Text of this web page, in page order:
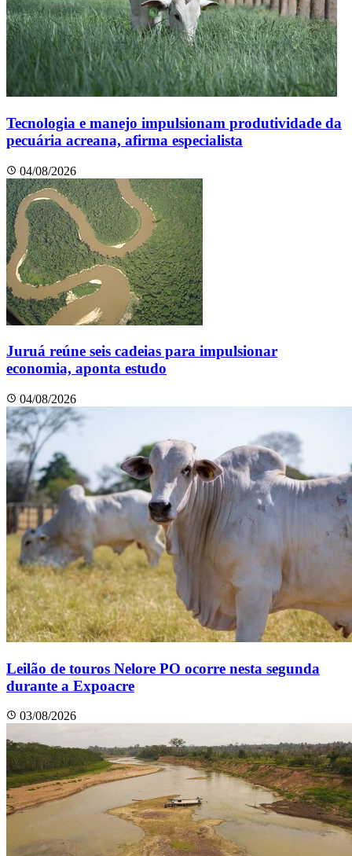
Tecnologia e manejo impulsionam produtividade da
pecuária acreana, afirma especialista
04/08/2026
Juruá reúne seis cadeias para impulsionar
economia, aponta estudo
04/08/2026
Leilão de touros Nelore PO ocorre nesta segunda
durante a Expoacre
03/08/2026